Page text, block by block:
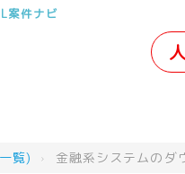
案件ナビ
覧) › 金融系システムのダ